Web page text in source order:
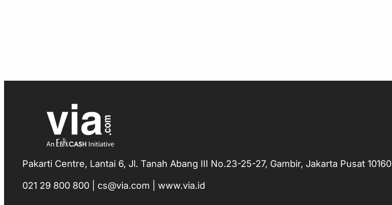
Pakarti Centre, Lantai 6, Jl. Tanah Abang III No.23-25-27, Gambir, Jakarta Pusat 10160
021 29 800 800 | cs@via.com | www.via.id